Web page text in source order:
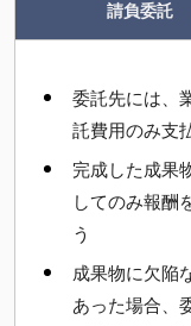
請負委託
委託先には、
託費用のみ支
完成した成果
してのみ報酬
う
成果物に欠陥
あった場合、